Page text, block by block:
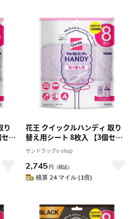
り
花王 クイックルハンディ 取り
替え用シート 8枚入 【3個セッ
ト】
サンドラッグe-shop
2,745 円 （税込）
積算 24 マイル (1倍)